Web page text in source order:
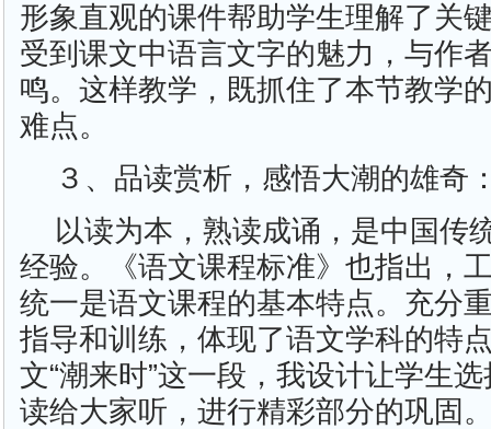
形象直观的课件帮助学生理解了关
受到课文中语言文字的魅力，与作
鸣。这样教学，既抓住了本节教学
难点。
３、品读赏析，感悟大潮的雄奇
以读为本，熟读成诵，是中国传
经验。《语文课程标准》也指出，
统一是语文课程的基本特点。充分
指导和训练，体现了语文学科的特
文“潮来时”这一段，我设计让学生
读给大家听，进行精彩部分的巩固